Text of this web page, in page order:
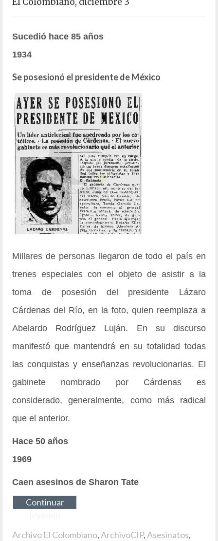
Sucedió hace 85 años
1934
Se posesionó el presidente de México
Millares de personas llegaron de todo el país en
trenes especiales con el objeto de asistir a la
toma de posesión del presidente Lázaro
Cárdenas del Río, en la foto, quien reemplaza a
Abelardo Rodríguez Luján. En su discurso
manifestó que mantendrá en su totalidad todas
las conquistas y enseñanzas revolucionarias. El
gabinete nombrado por Cárdenas es
considerado, generalmente, como más radical
que el anterior.
Hace 50 años
1969
Caen asesinos de Sharon Tate
Continuar
Archivo El Colombiano,ArchivoCIP,Asesinatos,